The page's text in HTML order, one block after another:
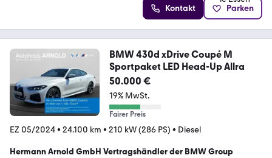
Kontakt Parken
BMW 430d xDrive Coupé M
Sportpaket LED Head-Up Allra
50.000 €
19% MwSt.
Fairer Preis
EZ 05/2024• 24.100 km • 210 kW (286 PS) • Diesel
Hermann Arnold GmbH Vertragshändler der BMW Group